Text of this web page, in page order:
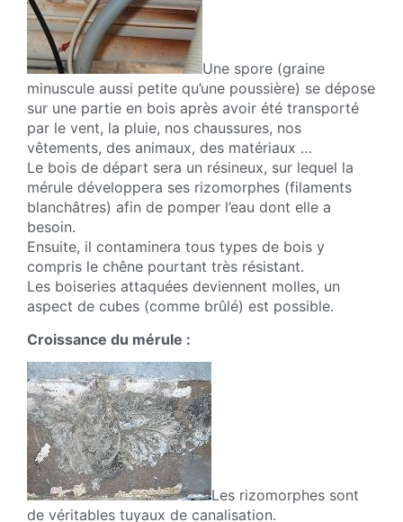
Une spore (graine
minuscule aussi petite qu’une poussière) se dépose
sur une partie en bois après avoir été transporté
par le vent, la pluie, nos chaussures, nos
vêtements, des animaux, des matériaux …
Le bois de départ sera un résineux, sur lequel la
mérule développera ses rizomorphes (filaments
blanchâtres) afin de pomper l’eau dont elle a
besoin.
Ensuite, il contaminera tous types de bois y
compris le chêne pourtant très résistant.
Les boiseries attaquées deviennent molles, un
aspect de cubes (comme brûlé) est possible.
Croissance du mérule :
Les rizomorphes sont
de véritables tuyaux de canalisation.